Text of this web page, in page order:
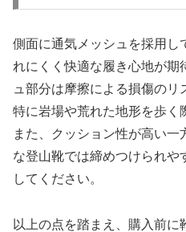
側面に通気メッシュを採用し
れにくく快適な履き心地が期
ュ部分は摩擦による損傷のリ
特に岩場や荒れた地形を歩く
また、クッション性が高い一
な登山靴では締めつけられ
してください。
以上の点を踏まえ、購入前に